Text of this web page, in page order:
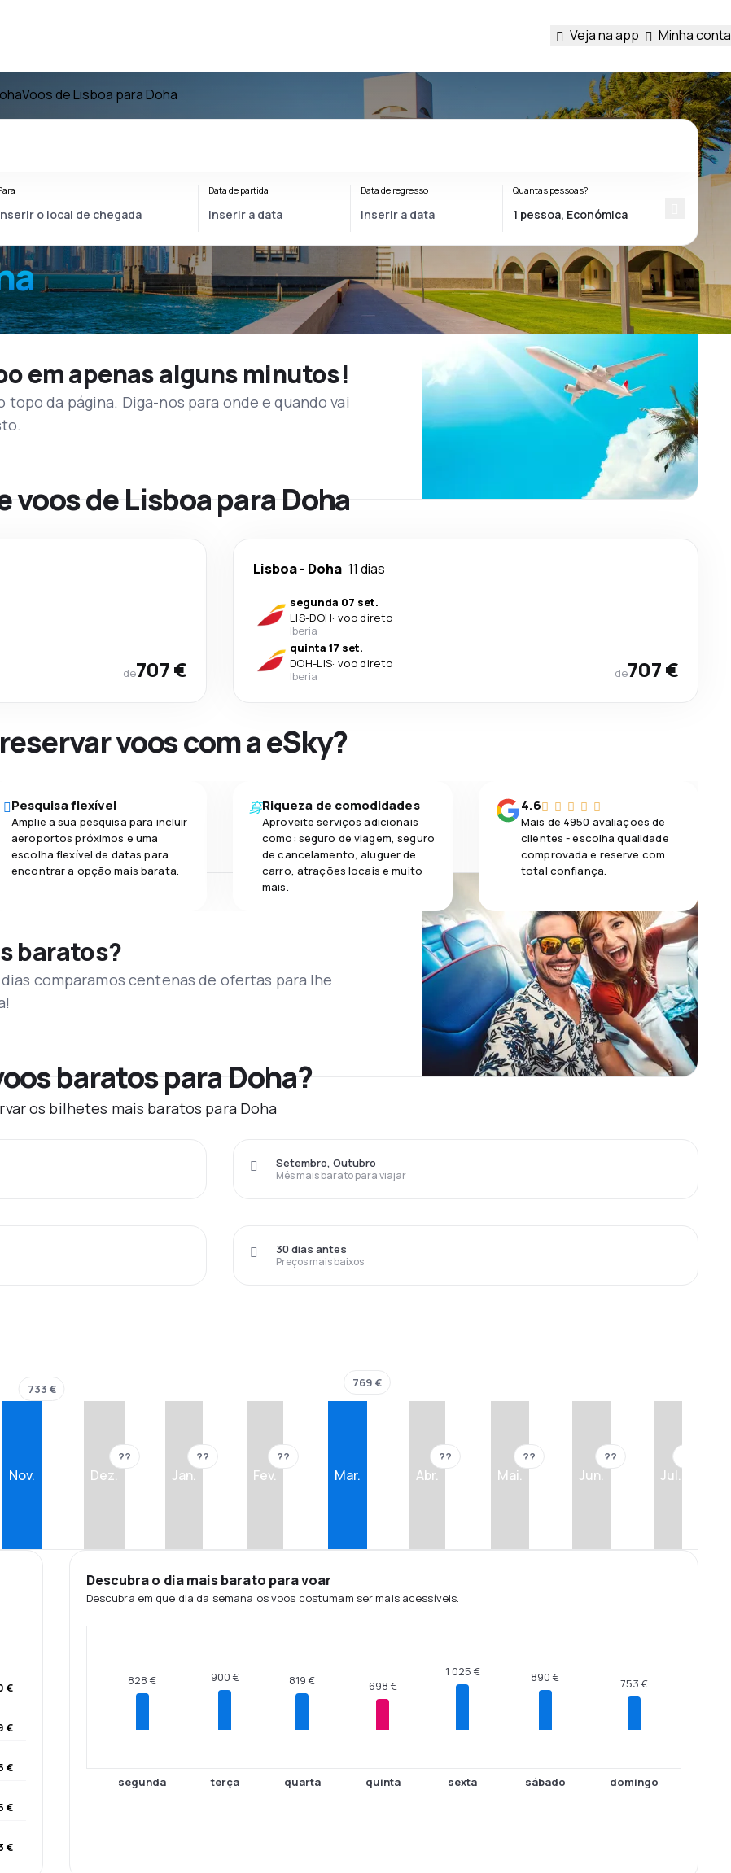
Veja na app Minha conta
Voos de Lisboa para Doha
Data de partida Data de regresso Quantas pessoas?
em apenas alguns minutos!
topo da página. Diga-nos para onde e quando vai
de Lisboa para Doha
de707 €
Lisboa- Doha 11 dias
segunda 07 set.
LIS-DOH· voo direto
Iberia
quinta 17 set.
DOH-LIS· voo direto
Iberia
de707 €
voos com a eSky?
Pesquisa flexível
Amplie a sua pesquisa para incluir
aeroportos próximos e uma
escolha flexível de datas para
encontrar a opção mais barata.
Riqueza de comodidades
Aproveite serviços adicionais
como: seguro de viagem, seguro
de cancelamento, aluguer de
carro, atrações locais e muito
mais.
4.6
Mais de 4950 avaliações de
clientes - escolha qualidade
comprovada e reserve com
total confiança.
baratos?
comparamos centenas de ofertas para lhe
baratos para Doha?
os bilhetes mais baratos para Doha
Mês mais barato para viajar
Setembro, Outubro
Preços mais baixos
30 dias antes
Nov.
733 €
Dez.
??
Jan.
??
Fev.
??
Mar.
769 €
Abr.
??
Mai.
??
Jun.
??
Jul.
€
€
€
€
€
Descubra o dia mais barato para voar
Descubra em que dia da semana os voos costumam ser mais acessíveis.
828 €
segunda
900 €
terça
819 €
quarta
698 €
quinta
1 025 €
sexta
890 €
sábado
753 €
domingo